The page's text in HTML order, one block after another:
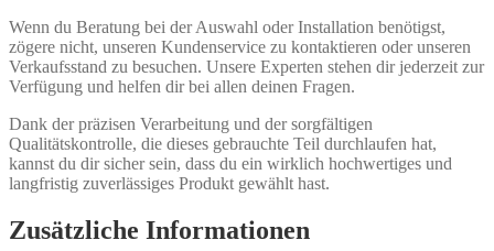
Wenn du Beratung bei der Auswahl oder Installation benötigst,
zögere nicht, unseren Kundenservice zu kontaktieren oder unseren
Verkaufsstand zu besuchen. Unsere Experten stehen dir jederzeit zur
Verfügung und helfen dir bei allen deinen Fragen.
Dank der präzisen Verarbeitung und der sorgfältigen
Qualitätskontrolle, die dieses gebrauchte Teil durchlaufen hat,
kannst du dir sicher sein, dass du ein wirklich hochwertiges und
langfristig zuverlässiges Produkt gewählt hast.
Zusätzliche Informationen